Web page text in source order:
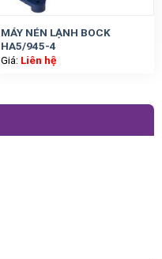
MÁY NÉN LẠNH BOCK
HA5/945-4
Giá: Liên hệ